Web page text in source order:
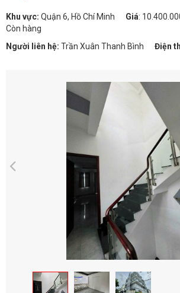
Khu vực: Quận 6, Hồ Chí Minh Giá:
Còn hàng
Người liên hệ: Trần Xuân Thanh Bình Điện